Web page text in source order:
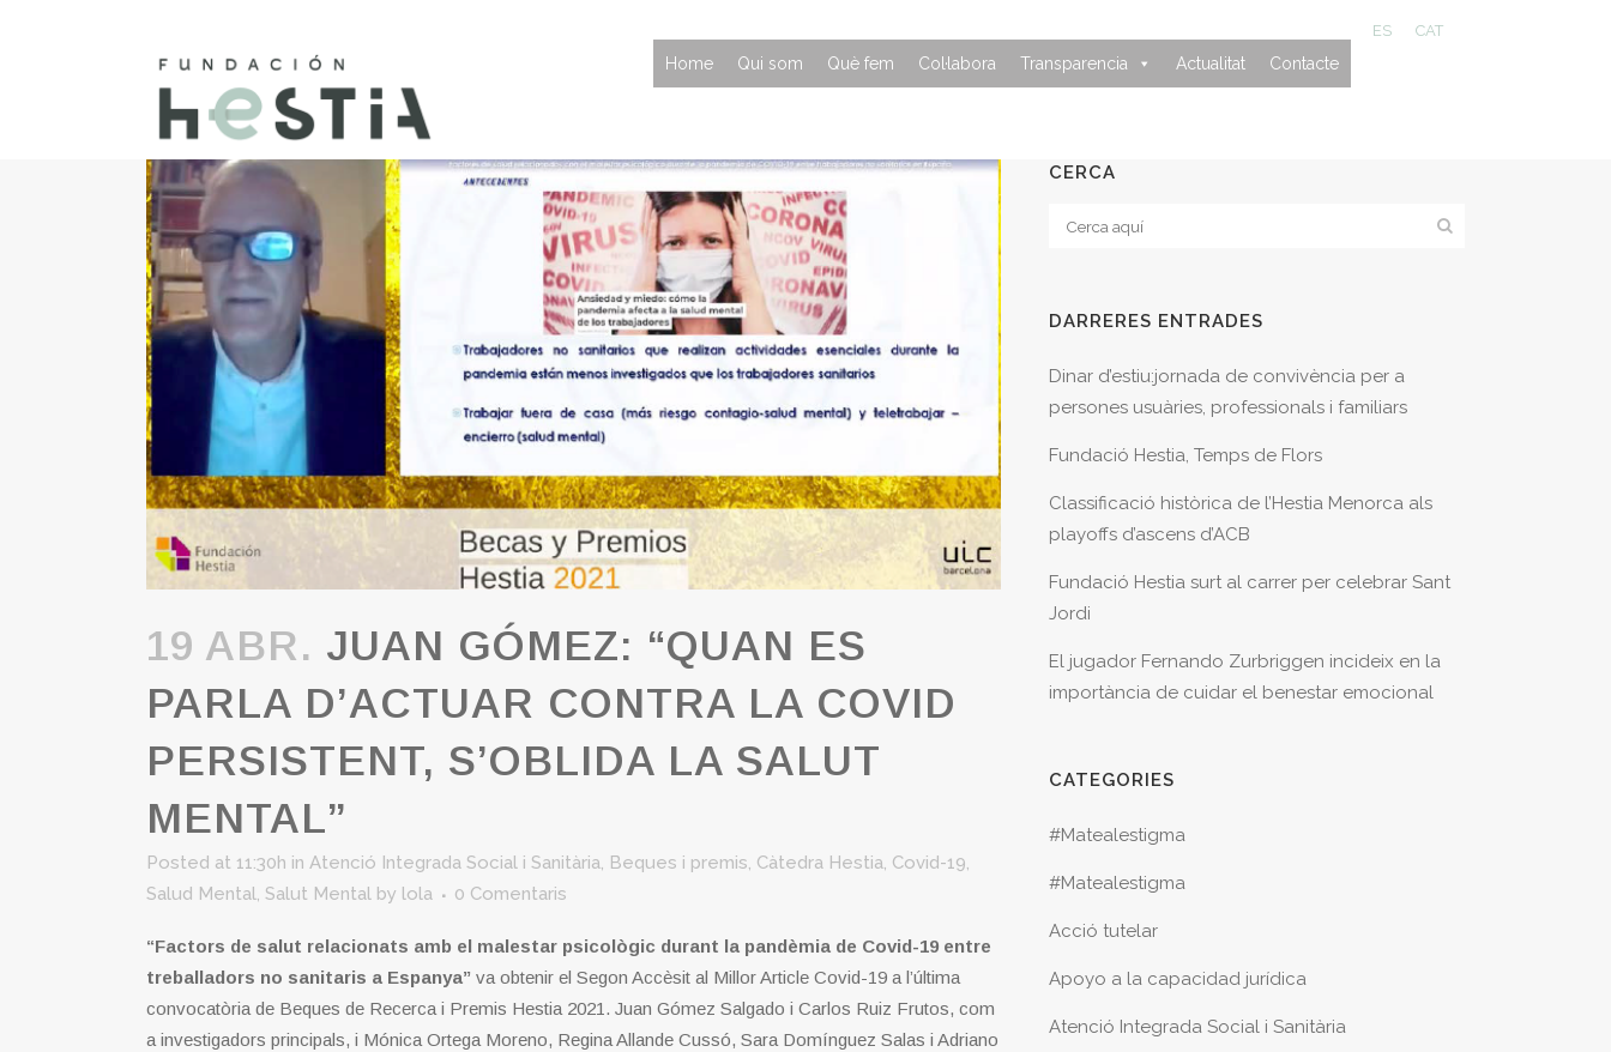
ES CAT
Home Qui som Què fem Col·labora Transparencia Actualitat Contacte
19 ABR. JUAN GÓMEZ: “QUAN ES
PARLA D’ACTUAR CONTRA LA COVID
PERSISTENT, S’OBLIDA LA SALUT
MENTAL”
Posted at 11:30h in Atenció Integrada Social i Sanitària, Beques i premis, Càtedra Hestia, Covid-19,
Salud Mental, Salut Mental by lola 0 Comentaris
“Factors de salut relacionats amb el malestar psicològic durant la pandèmia de Covid-19 entre
treballadors no sanitaris a Espanya” va obtenir el Segon Accèsit al Millor Article Covid-19 a l’última
convocatòria de Beques de Recerca i Premis Hestia 2021. Juan Gómez Salgado i Carlos Ruiz Frutos, com
a investigadors principals, i Mónica Ortega Moreno, Regina Allande Cussó, Sara Domínguez Salas i Adriano
CERCA
DARRERES ENTRADES
Dinar d’estiu:jornada de convivència per a
persones usuàries, professionals i familiars
Fundació Hestia, Temps de Flors
Classificació històrica de l’Hestia Menorca als
playoffs d’ascens d’ACB
Fundació Hestia surt al carrer per celebrar Sant
Jordi
El jugador Fernando Zurbriggen incideix en la
importància de cuidar el benestar emocional
CATEGORIES
#Matealestigma
#Matealestigma
Acció tutelar
Apoyo a la capacidad jurídica
Atenció Integrada Social i Sanitària